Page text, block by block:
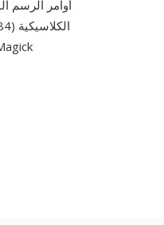
أوامر الرسم